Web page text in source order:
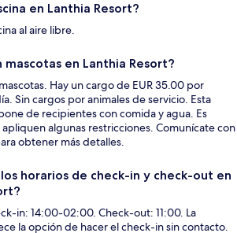
en Lanthia Resort?
al aire libre.
mascotas en Lanthia Resort?
Hay un cargo de EUR 35.00 por
Sin cargos por animales de servicio. Esta
de recipientes con comida y agua. Es
algunas restricciones. Comunícate con
obtener más detalles.
los horarios de check-in y check-out en
in: 14:00-02:00. Check-out: 11:00. La
la opción de hacer el check-in sin contacto.